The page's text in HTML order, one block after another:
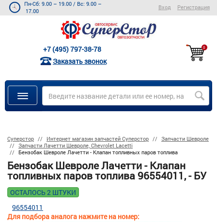
Пн-Сб: 9.00 – 19.00 / Вс: 9.00 –
17.00
Вход Регистрация
+7 (495) 797-38-78
Заказать звонок
0
Суперстор Интернет магазин запчастей Суперстор
Запчасти Шевроле
Запчасти Лачетти Шевроле, Chevrolet Lacetti
Бензобак Шевроле Лачетти - Клапан топливных паров топлива
Бензобак Шевроле Лачетти - Клапан
топливных паров топлива 96554011, - БУ
ОСТАЛОСЬ 2 ШТУКИ
Для подбора аналога нажмите на номер:
96554011